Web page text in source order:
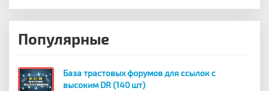
Популярные
База трастовых форумов для ссылок с
высоким DR (140 шт)